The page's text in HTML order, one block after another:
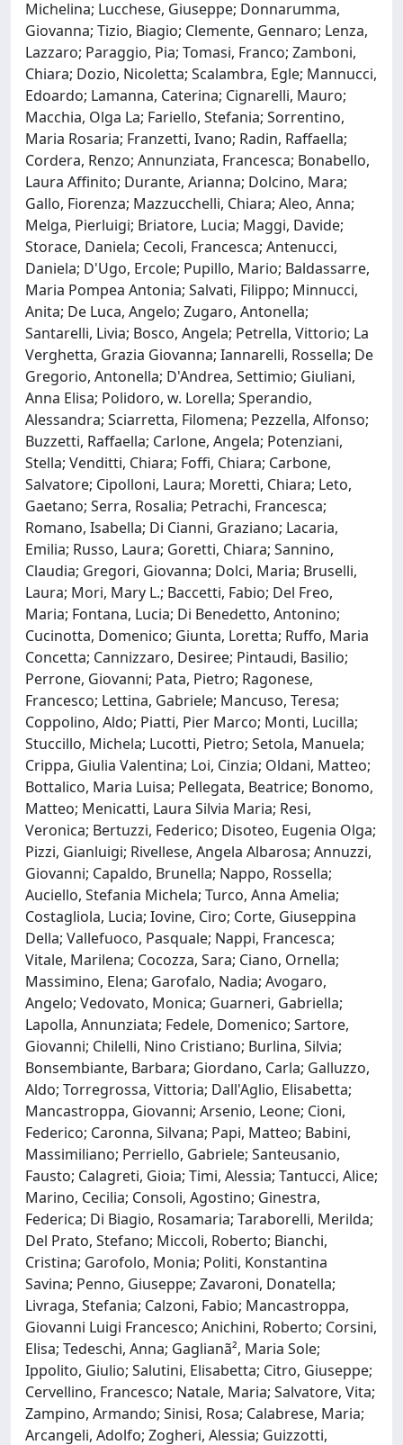
Michelina; Lucchese, Giuseppe; Donnarumma,
Giovanna; Tizio, Biagio; Clemente, Gennaro; Lenza,
Lazzaro; Paraggio, Pia; Tomasi, Franco; Zamboni,
Chiara; Dozio, Nicoletta; Scalambra, Egle; Mannucci,
Edoardo; Lamanna, Caterina; Cignarelli, Mauro;
Macchia, Olga La; Fariello, Stefania; Sorrentino,
Maria Rosaria; Franzetti, Ivano; Radin, Raffaella;
Cordera, Renzo; Annunziata, Francesca; Bonabello,
Laura Affinito; Durante, Arianna; Dolcino, Mara;
Gallo, Fiorenza; Mazzucchelli, Chiara; Aleo, Anna;
Melga, Pierluigi; Briatore, Lucia; Maggi, Davide;
Storace, Daniela; Cecoli, Francesca; Antenucci,
Daniela; D'Ugo, Ercole; Pupillo, Mario; Baldassarre,
Maria Pompea Antonia; Salvati, Filippo; Minnucci,
Anita; De Luca, Angelo; Zugaro, Antonella;
Santarelli, Livia; Bosco, Angela; Petrella, Vittorio; La
Verghetta, Grazia Giovanna; Iannarelli, Rossella; De
Gregorio, Antonella; D'Andrea, Settimio; Giuliani,
Anna Elisa; Polidoro, w. Lorella; Sperandio,
Alessandra; Sciarretta, Filomena; Pezzella, Alfonso;
Buzzetti, Raffaella; Carlone, Angela; Potenziani,
Stella; Venditti, Chiara; Foffi, Chiara; Carbone,
Salvatore; Cipolloni, Laura; Moretti, Chiara; Leto,
Gaetano; Serra, Rosalia; Petrachi, Francesca;
Romano, Isabella; Di Cianni, Graziano; Lacaria,
Emilia; Russo, Laura; Goretti, Chiara; Sannino,
Claudia; Gregori, Giovanna; Dolci, Maria; Bruselli,
Laura; Mori, Mary L.; Baccetti, Fabio; Del Freo,
Maria; Fontana, Lucia; Di Benedetto, Antonino;
Cucinotta, Domenico; Giunta, Loretta; Ruffo, Maria
Concetta; Cannizzaro, Desiree; Pintaudi, Basilio;
Perrone, Giovanni; Pata, Pietro; Ragonese,
Francesco; Lettina, Gabriele; Mancuso, Teresa;
Coppolino, Aldo; Piatti, Pier Marco; Monti, Lucilla;
Stuccillo, Michela; Lucotti, Pietro; Setola, Manuela;
Crippa, Giulia Valentina; Loi, Cinzia; Oldani, Matteo;
Bottalico, Maria Luisa; Pellegata, Beatrice; Bonomo,
Matteo; Menicatti, Laura Silvia Maria; Resi,
Veronica; Bertuzzi, Federico; Disoteo, Eugenia Olga;
Pizzi, Gianluigi; Rivellese, Angela Albarosa; Annuzzi,
Giovanni; Capaldo, Brunella; Nappo, Rossella;
Auciello, Stefania Michela; Turco, Anna Amelia;
Costagliola, Lucia; Iovine, Ciro; Corte, Giuseppina
Della; Vallefuoco, Pasquale; Nappi, Francesca;
Vitale, Marilena; Cocozza, Sara; Ciano, Ornella;
Massimino, Elena; Garofalo, Nadia; Avogaro,
Angelo; Vedovato, Monica; Guarneri, Gabriella;
Lapolla, Annunziata; Fedele, Domenico; Sartore,
Giovanni; Chilelli, Nino Cristiano; Burlina, Silvia;
Bonsembiante, Barbara; Giordano, Carla; Galluzzo,
Aldo; Torregrossa, Vittoria; Dall'Aglio, Elisabetta;
Mancastroppa, Giovanni; Arsenio, Leone; Cioni,
Federico; Caronna, Silvana; Papi, Matteo; Babini,
Massimiliano; Perriello, Gabriele; Santeusanio,
Fausto; Calagreti, Gioia; Timi, Alessia; Tantucci, Alice;
Marino, Cecilia; Consoli, Agostino; Ginestra,
Federica; Di Biagio, Rosamaria; Taraborelli, Merilda;
Del Prato, Stefano; Miccoli, Roberto; Bianchi,
Cristina; Garofolo, Monia; Politi, Konstantina
Savina; Penno, Giuseppe; Zavaroni, Donatella;
Livraga, Stefania; Calzoni, Fabio; Mancastroppa,
Giovanni Luigi Francesco; Anichini, Roberto; Corsini,
Elisa; Tedeschi, Anna; Gaglianã², Maria Sole;
Ippolito, Giulio; Salutini, Elisabetta; Citro, Giuseppe;
Cervellino, Francesco; Natale, Maria; Salvatore, Vita;
Zampino, Armando; Sinisi, Rosa; Calabrese, Maria;
Arcangeli, Adolfo; Zogheri, Alessia; Guizzotti,